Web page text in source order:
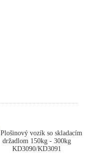
Plošinový vozík so skladacím
držadlom 150kg - 300kg
KD3090/KD3091